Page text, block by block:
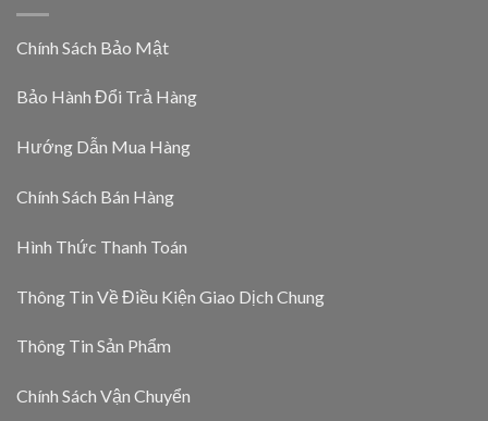
Chính Sách Bảo Mật
Bảo Hành Đổi Trả Hàng
Hướng Dẫn Mua Hàng
Chính Sách Bán Hàng
Hình Thức Thanh Toán
Thông Tin Về Điều Kiện Giao Dịch Chung
Thông Tin Sản Phẩm
Chính Sách Vận Chuyển